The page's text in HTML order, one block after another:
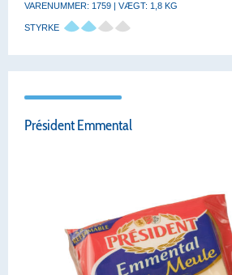
VARENUMMER: 1759 | VÆGT: 1,8 KG
STYRKE
Président Emmental